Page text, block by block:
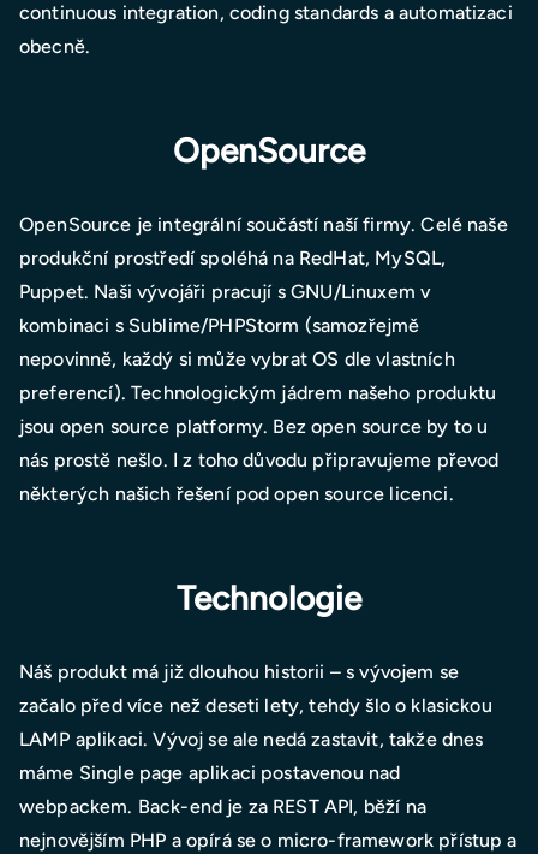
continuous integration, coding standards a automatizaci
obecně.
OpenSource
OpenSource je integrální součástí naší firmy. Celé naše
produkční prostředí spoléhá na RedHat, MySQL,
Puppet. Naši vývojáři pracují s GNU/Linuxem v
kombinaci s Sublime/PHPStorm (samozřejmě
nepovinně, každý si může vybrat OS dle vlastních
preferencí). Technologickým jádrem našeho produktu
jsou open source platformy. Bez open source by to u
nás prostě nešlo. I z toho důvodu připravujeme převod
některých našich řešení pod open source licenci.
Technologie
Náš produkt má již dlouhou historii – s vývojem se
začalo před více než deseti lety, tehdy šlo o klasickou
LAMP aplikaci. Vývoj se ale nedá zastavit, takže dnes
máme Single page aplikaci postavenou nad
webpackem. Back-end je za REST API, běží na
nejnovějším PHP a opírá se o micro-framework přístup a